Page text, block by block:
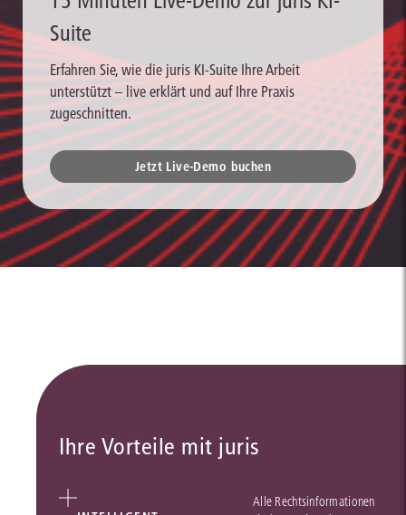
Suite
Erfahren Sie, wie die juris KI-Suite Ihre Arbeit
unterstützt – live erklärt und auf Ihre Praxis
zugeschnitten.
Jetzt Live-Demo buchen
Ihre Vorteile mit juris
Alle Rechtsinformationen